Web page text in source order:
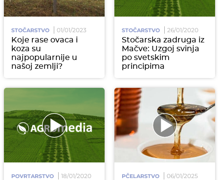
STOČARSTVO 01/01/2023
Koje rase ovaca i
koza su
najpopularnije u
našoj zemlji?
STOČARSTVO 26/01/2020
Stočarska zadruga iz
Mačve: Uzgoj svinja
po svetskim
principima
POVRTARSTVO 18/01/2020 PČELARSTVO 06/01/2025